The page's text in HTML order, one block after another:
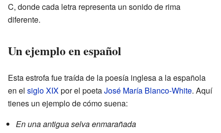
C, donde cada letra representa un sonido de rima
diferente.
Un ejemplo en español
Esta estrofa fue traída de la poesía inglesa a la española
en el siglo XIX por el poetaJosé María Blanco-White. Aquí
tienes un ejemplo de cómo suena:
En una antigua selva enmarañada